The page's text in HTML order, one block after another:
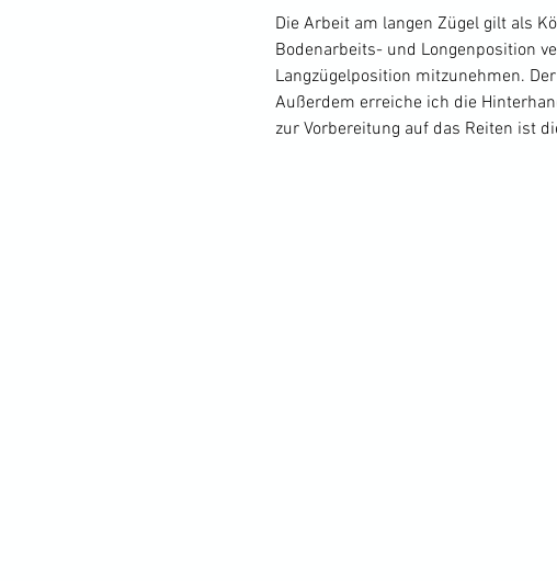
Die Arbeit am langen Zügel gilt als
Bodenarbeits- und Longenposition
Langzügelposition mitzunehmen.
Außerdem erreiche ich die
zur Vorbereitung auf das Reiten ist